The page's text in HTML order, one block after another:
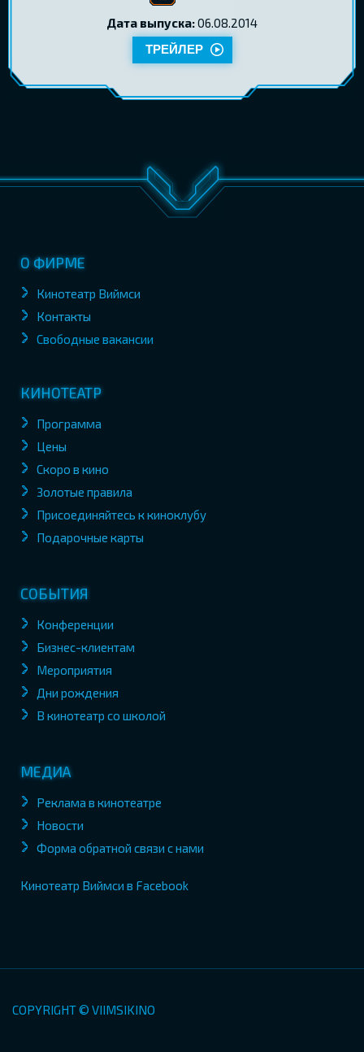
Дата выпуска:06.08.2014
ТРЕЙЛЕР
О ФИРМЕ
Кинотеатр Виймси
Контакты
Свободные вакансии
КИНОТЕАТР
Программа
Цены
Скоро в кино
Золотые правила
Присоединяйтесь к киноклубу
Подарочные карты
СОБЫТИЯ
Конференции
Бизнес-клиентам
Мероприятия
Дни рождения
В кинотеатр со школой
МЕДИА
Реклама в кинотеатре
Новости
Форма обратной связи с нами
Кинотеатр Виймси в Facebook
COPYRIGHT © VIIMSIKINO